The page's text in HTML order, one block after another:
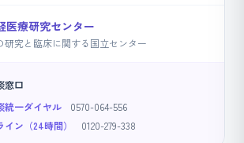
医療研究センター
研究と臨床に関する国立センター
窓口
統一ダイヤル
0570-064-556
ン（24時間）
0120-279-338